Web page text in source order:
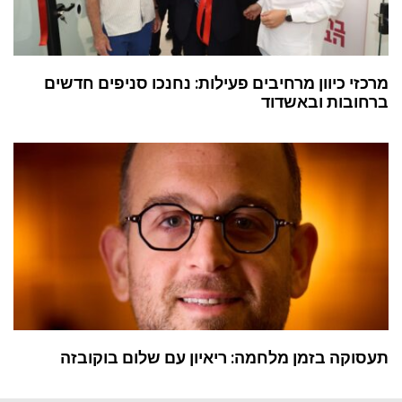
מרכזי כיוון מרחיבים פעילות: נחנכו סניפים חדשים
ברחובות ובאשדוד
תעסוקה בזמן מלחמה: ריאיון עם שלום בוקובזה